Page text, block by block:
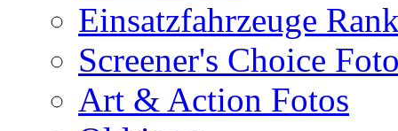
Einsatzfahrzeuge
Screener's Choice
Art & Action Fotos